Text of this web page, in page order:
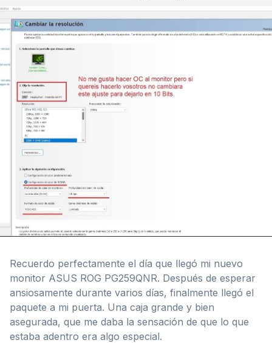
Recuerdo perfectamente el día que llegó mi nuevo
monitor ASUS ROG PG259QNR. Después de esperar
ansiosamente durante varios días, finalmente llegó el
paquete a mi puerta. Una caja grande y bien
asegurada, que me daba la sensación de que lo que
estaba adentro era algo especial.